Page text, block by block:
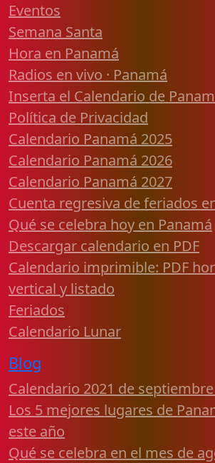
Eventos
Semana Santa
Hora en Panamá
Radios en vivo · Panamá
Inserta el Calendario de
Política de Privacidad
Calendario Panamá 2025
Calendario Panamá 2026
Calendario Panamá 2027
Cuenta regresiva de feriados
Qué se celebra hoy en Panamá
Descargar calendario en PDF
Calendario imprimible: PDF
vertical y listado
Feriados
Calendario Lunar
Blog
Calendario 2021 de
Los 5 mejores lugares de
este año
Qué se celebra en el mes de